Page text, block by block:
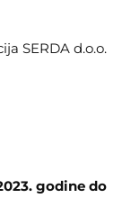
SERDA d.o.o.
godine do